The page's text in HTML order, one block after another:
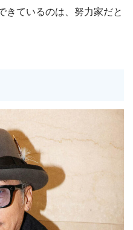
きているのは、努力家だと